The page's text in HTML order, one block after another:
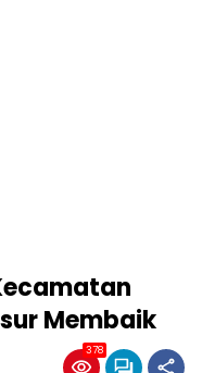
Membaik
378